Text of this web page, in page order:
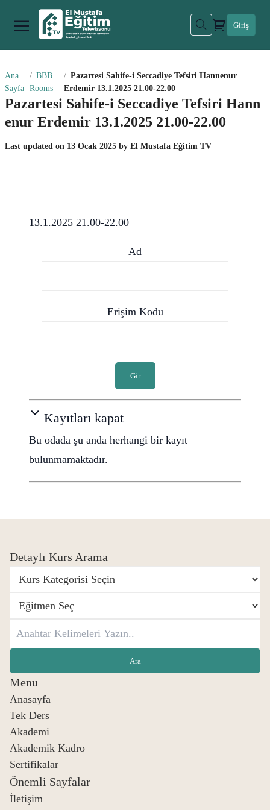
Giriş
Ana
Sayfa
BBB
Rooms
Pazartesi Sahife-i Seccadiye Tefsiri Hannenur
Erdemir 13.1.2025 21.00-22.00
Pazartesi Sahife-i Seccadiye Tefsiri Hann
enur Erdemir 13.1.2025 21.00-22.00
Last updated on 13 Ocak 2025 by El Mustafa Eğitim TV
13.1.2025 21.00-22.00
Ad
Erişim Kodu
Gir
Kayıtları kapat
Bu odada şu anda herhangi bir kayıt
bulunmamaktadır.
Detaylı Kurs Arama
Menu
Anasayfa
Tek Ders
Akademi
Akademik Kadro
Sertifikalar
Önemli Sayfalar
İletişim